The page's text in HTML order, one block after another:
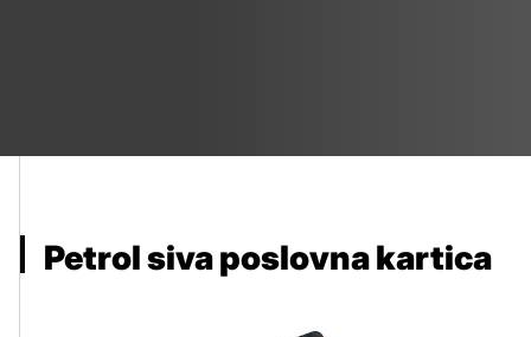
Petrol siva poslovna kartica